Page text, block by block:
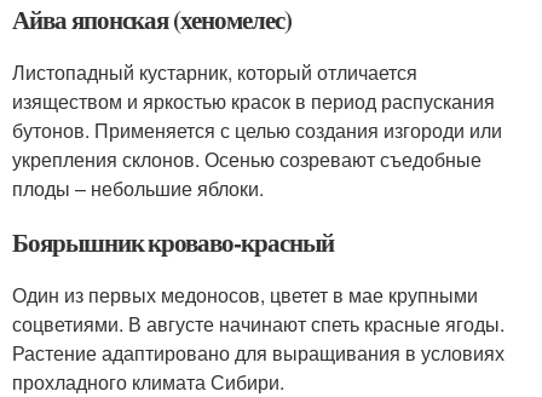
Айва японская (хеномелес)
Листопадный кустарник, который отличается
изяществом и яркостью красок в период распускания
бутонов. Применяется с целью создания изгороди или
укрепления склонов. Осенью созревают съедобные
плоды – небольшие яблоки.
Боярышник кроваво-красный
Один из первых медоносов, цветет в мае крупными
соцветиями. В августе начинают спеть красные ягоды.
Растение адаптировано для выращивания в условиях
прохладного климата Сибири.